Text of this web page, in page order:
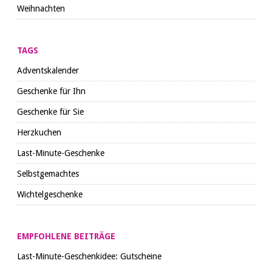
Weihnachten
TAGS
Adventskalender
Geschenke für Ihn
Geschenke für Sie
Herzkuchen
Last-Minute-Geschenke
Selbstgemachtes
Wichtelgeschenke
EMPFOHLENE BEITRÄGE
Last-Minute-Geschenkidee: Gutscheine